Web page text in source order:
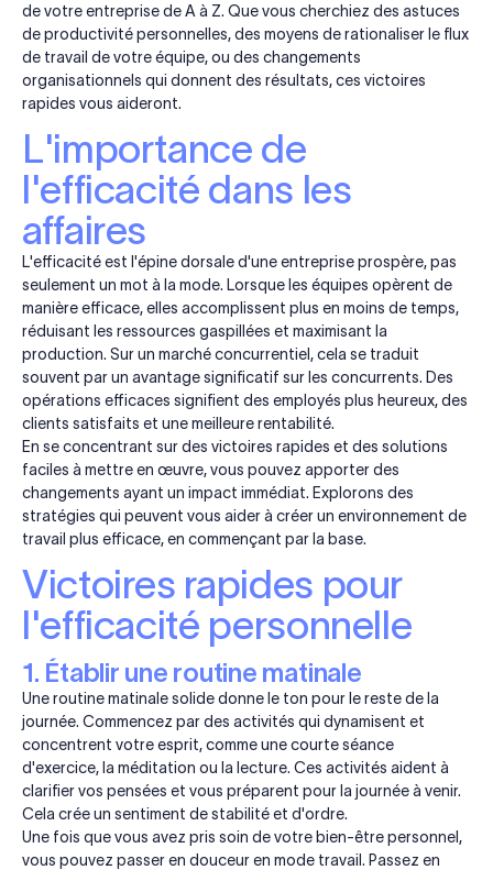
de votre entreprise de A à Z. Que vous cherchiez des astuces
de productivité personnelles, des moyens de rationaliser le flux
de travail de votre équipe, ou des changements
organisationnels qui donnent des résultats, ces victoires
rapides vous aideront.
L'importance de
l'efficacité dans les
affaires
L'efficacité est l'épine dorsale d'une entreprise prospère, pas
seulement un mot à la mode. Lorsque les équipes opèrent de
manière efficace, elles accomplissent plus en moins de temps,
réduisant les ressources gaspillées et maximisant la
production. Sur un marché concurrentiel, cela se traduit
souvent par un avantage significatif sur les concurrents. Des
opérations efficaces signifient des employés plus heureux, des
clients satisfaits et une meilleure rentabilité.
En se concentrant sur des victoires rapides et des solutions
faciles à mettre en œuvre, vous pouvez apporter des
changements ayant un impact immédiat. Explorons des
stratégies qui peuvent vous aider à créer un environnement de
travail plus efficace, en commençant par la base.
Victoires rapides pour
l'efficacité personnelle
1. Établir une routine matinale
Une routine matinale solide donne le ton pour le reste de la
journée. Commencez par des activités qui dynamisent et
concentrent votre esprit, comme une courte séance
d'exercice, la méditation ou la lecture. Ces activités aident à
clarifier vos pensées et vous préparent pour la journée à venir.
Cela crée un sentiment de stabilité et d'ordre.
Une fois que vous avez pris soin de votre bien-être personnel,
vous pouvez passer en douceur en mode travail. Passez en